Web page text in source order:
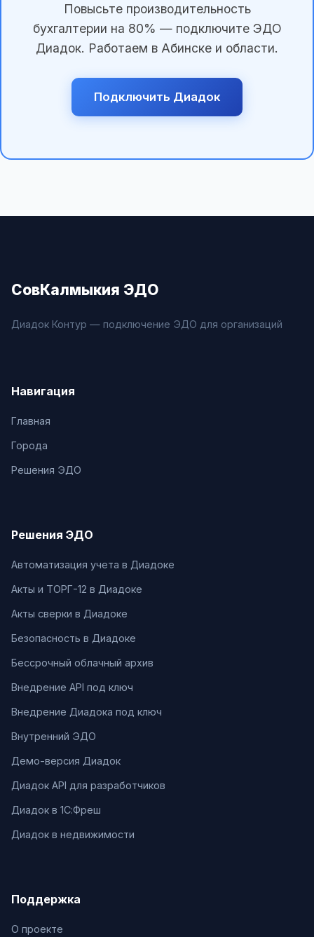
Повысьте производительность
бухгалтерии на 80% — подключите ЭДО
Диадок. Работаем в Абинске и области.
Подключить Диадок
СовКалмыкия ЭДО
Диадок Контур — подключение ЭДО для организаций
Навигация
Главная
Города
Решения ЭДО
Решения ЭДО
Автоматизация учета в Диадоке
Акты и ТОРГ-12 в Диадоке
Акты сверки в Диадоке
Безопасность в Диадоке
Бессрочный облачный архив
Внедрение API под ключ
Внедрение Диадока под ключ
Внутренний ЭДО
Демо-версия Диадок
Диадок API для разработчиков
Диадок в 1С:Фреш
Диадок в недвижимости
Поддержка
О проекте